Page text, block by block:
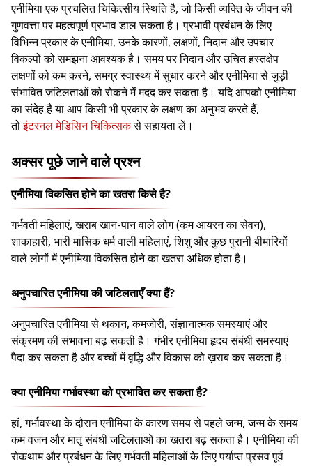
एनीमिया एक प्रचलित चिकित्सीय स्थिति है, जो किसी व्यक्ति के जीवन की
गुणवत्ता पर महत्वपूर्ण प्रभाव डाल सकता है। प्रभावी प्रबंधन के लिए
विभिन्न प्रकार के एनीमिया, उनके कारणों, लक्षणों, निदान और उपचार
विकल्पों को समझना आवश्यक है। समय पर निदान और उचित हस्तक्षेप
लक्षणों को कम करने, समग्र स्वास्थ्य में सुधार करने और एनीमिया से जुड़ी
संभावित जटिलताओं को रोकने में मदद कर सकता है। यदि आपको एनीमिया
का संदेह है या आप किसी भी प्रकार के लक्षण का अनुभव करते हैं,
तोइंटरनल मेडिसिन चिकित्सकसे सहायता लें।
अक्सर पूछे जाने वाले प्रश्न
एनीमिया विकसित होने का खतरा किसे है?
गर्भवती महिलाएं, खराब खान-पान वाले लोग (कम आयरन का सेवन),
शाकाहारी, भारी मासिक धर्म वाली महिलाएं, शिशु और कुछ पुरानी बीमारियों
वाले लोगों में एनीमिया विकसित होने का खतरा अधिक होता है।
अनुपचारित एनीमिया की जटिलताएँ क्या हैं?
अनुपचारित एनीमिया से थकान, कमजोरी, संज्ञानात्मक समस्याएं और
संक्रमण की संभावना बढ़ सकती है। गंभीर एनीमिया हृदय संबंधी समस्याएं
पैदा कर सकता है और बच्चों में वृद्धि और विकास को ख़राब कर सकता है।
क्या एनीमिया गर्भावस्था को प्रभावित कर सकता है?
हां, गर्भावस्था के दौरान एनीमिया के कारण समय से पहले जन्म, जन्म के समय
कम वजन और मातृ संबंधी जटिलताओं का खतरा बढ़ सकता है। एनीमिया की
रोकथाम और प्रबंधन के लिए गर्भवती महिलाओं के लिए पर्याप्त प्रसव पूर्व